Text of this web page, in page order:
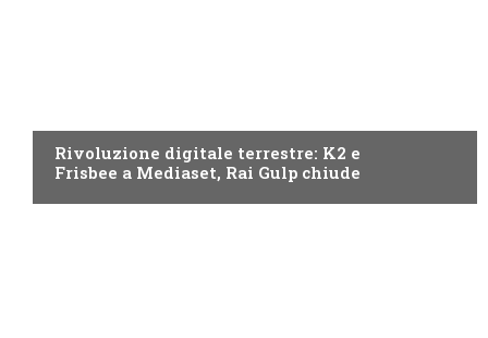
Rivoluzione digitale terrestre: K2 e
Frisbee a Mediaset, Rai Gulp chiude